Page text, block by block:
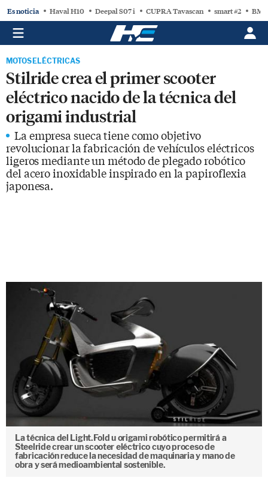
Es noticia Haval H10 Deepal S07 i CUPRA Tavascan smart #2
MOTOS ELÉCTRICAS
Stilride crea el primer scooter
eléctrico nacido de la técnica del
origami industrial
La empresa sueca tiene como objetivo
revolucionar la fabricación de vehículos eléctricos
ligeros mediante un método de plegado robótico
del acero inoxidable inspirado en la papiroflexia
japonesa.
La técnica del Light.Fold u origami robótico permitirá a
Steelride crear un scooter eléctrico cuyo proceso de
fabricación reduce la necesidad de maquinaria y mano de
obra y será medioambiental sostenible.